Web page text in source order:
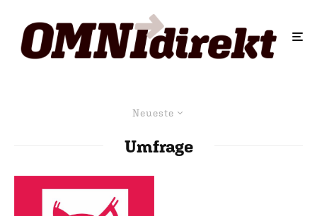
Neueste
Umfrage